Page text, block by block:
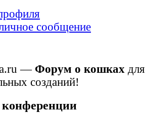
сообщение
— Форум о кошках
созданий!
конференции